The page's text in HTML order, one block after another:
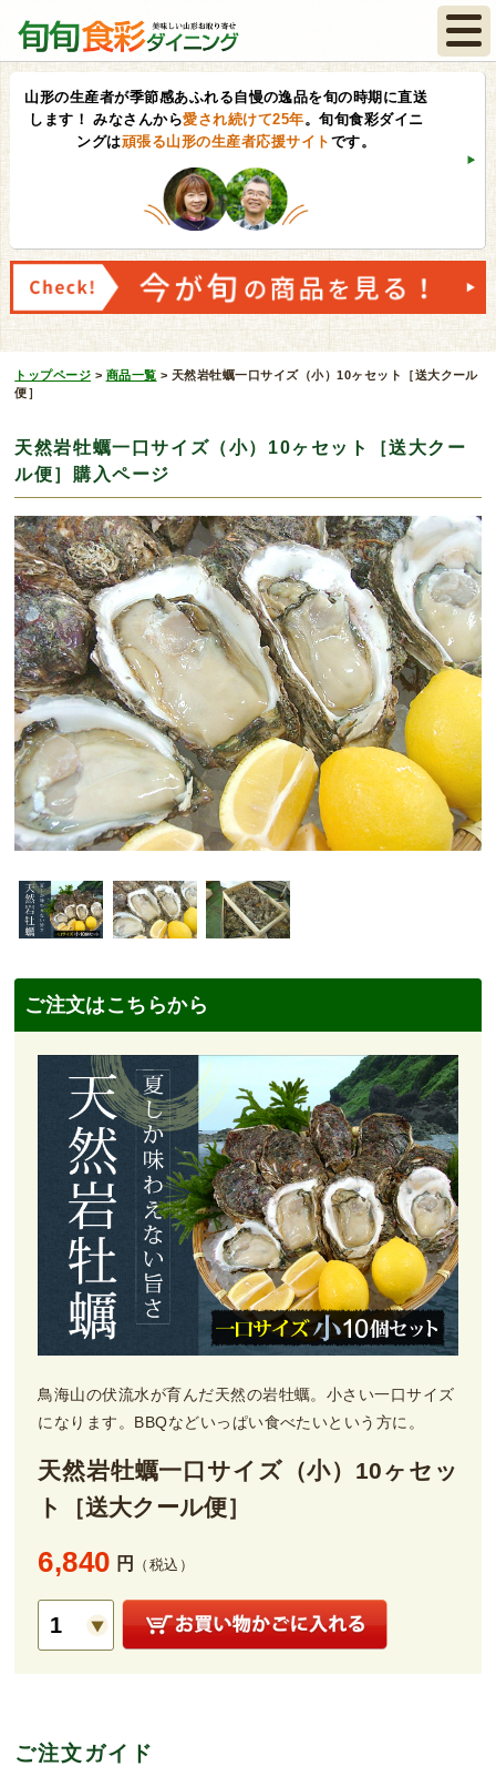
山形の生産者が季節感あふれる自慢の逸品を旬の時期に直送
します！ みなさんから愛され続けて25年。旬旬食彩ダイニ
ングは頑張る山形の生産者応援サイト です。
トップページ > 商品一覧 > 天然岩牡蠣一口サイズ（小）10ヶセット［送大クール
便］
天然岩牡蠣一口サイズ（小）10ヶセット［送大クー
ル便］購入ページ
ご注文はこちらから
鳥海山の伏流水が育んだ天然の岩牡蠣。小さい一口サイズ
になります。BBQなどいっぱい食べたいという方に。
天然岩牡蠣一口サイズ（小）10ヶセッ
ト［送大クール便］
6,840 円 （税込）
ご注文ガイド